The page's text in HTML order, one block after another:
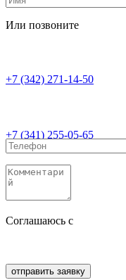
Или позвоните
+7 (342) 271-14-50
+7 (341) 255-05-65
Соглашаюсь с